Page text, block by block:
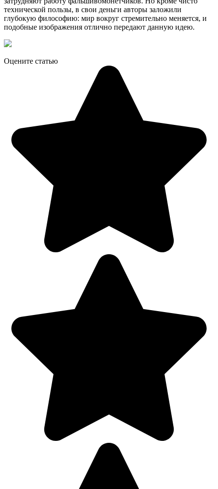
технической пользы, в свои деньги авторы заложили
глубокую философию: мир вокруг стремительно меняется, и
подобные изображения отлично передают данную идею.
Оцените статью